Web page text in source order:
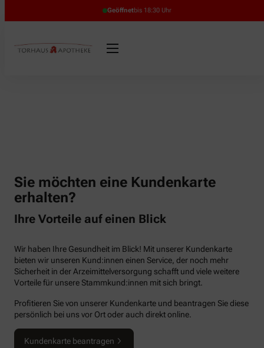
Geöffnetbis 18:30 Uhr
Sie möchten eine Kundenkarte
erhalten?
Ihre Vorteile auf einen Blick
Wir haben Ihre Gesundheit im Blick! Mit unserer Kundenkarte
bieten wir unseren Kund:innen einen Service, der noch mehr
Sicherheit in der Arzeimittelversorgung schafft und viele weitere
Vorteile für unsere Stammkund:innen mit sich bringt.
Profitieren Sie von unserer Kundenkarte und beantragen Sie diese
persönlich bei uns vor Ort oder auch direkt online.
Kundenkarte beantragen